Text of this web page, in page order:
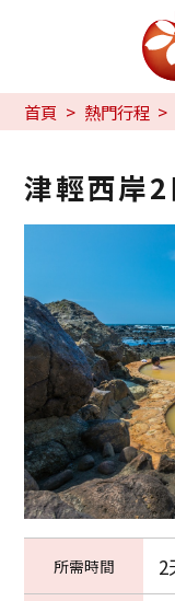
首頁 熱門行程
津輕西岸2
所需時間 2